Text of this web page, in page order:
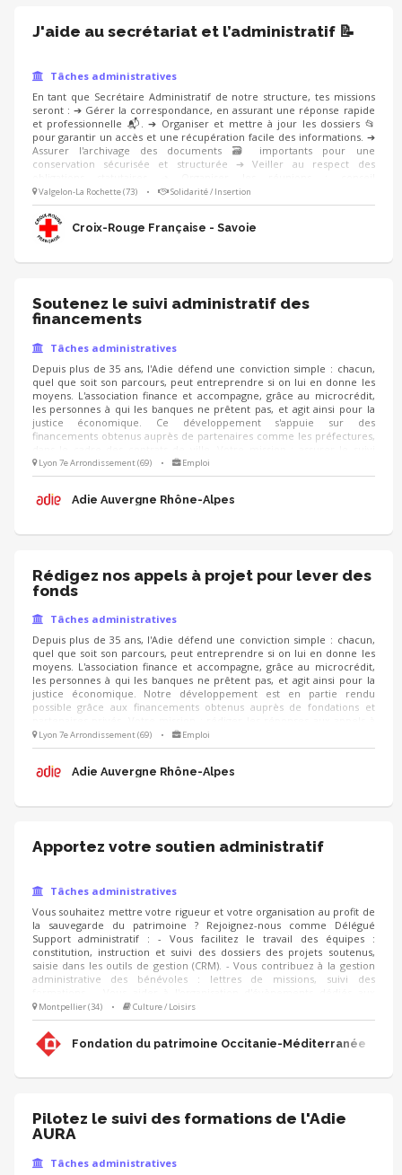
J'aide au secrétariat et l’administratif 📝
Tâches administratives
En tant que Secrétaire Administratif de notre structure, tes missions
seront : ➔ Gérer la correspondance, en assurant une réponse rapide
et professionnelle 📬. ➔ Organiser et mettre à jour les dossiers 📂
pour garantir un accès et une récupération facile des informations. ➔
Assurer l'archivage des documents 🗃️ importants pour une
conservation sécurisée et structurée ➔ Veiller au respect des
d’administration, assemblée générale Les aspects administratifs sont
indispensables à la continuation de nos activités, tu seras un maillon
essentiel de l’action de l’association ! Tu es polyvalent et organisé ?
Rejoins-nous ! 🙂
Valgelon-La Rochette (73) • Solidarité / Insertion
Croix-Rouge Française - Savoie
Soutenez le suivi administratif des
financements
Tâches administratives
Depuis plus de 35 ans, l'Adie défend une conviction simple : chacun,
quel que soit son parcours, peut entreprendre si on lui en donne les
moyens. L'association finance et accompagne, grâce au microcrédit,
les personnes à qui les banques ne prêtent pas, et agit ainsi pour la
justice économique. Ce développement s'appuie sur des
financements obtenus auprès de partenaires comme les préfectures,
administratif de ces conventions, notamment la saisie sur les
applications spécifiques liées à ces dispositifs, en lien avec la vie et le
Lyon 7e Arrondissement (69) • Emploi
Adie Auvergne Rhône-Alpes
Rédigez nos appels à projet pour lever des
fonds
Tâches administratives
Depuis plus de 35 ans, l'Adie défend une conviction simple : chacun,
quel que soit son parcours, peut entreprendre si on lui en donne les
moyens. L'association finance et accompagne, grâce au microcrédit,
les personnes à qui les banques ne prêtent pas, et agit ainsi pour la
justice économique. Notre développement est en partie rendu
possible grâce aux financements obtenus auprès de fondations et
projets et demandes de financement, notamment la partie description
du projet.
Lyon 7e Arrondissement (69) • Emploi
Adie Auvergne Rhône-Alpes
Apportez votre soutien administratif
Tâches administratives
Vous souhaitez mettre votre rigueur et votre organisation au profit de
la sauvegarde du patrimoine ? Rejoignez-nous comme Délégué
Support administratif : - Vous facilitez le travail des équipes :
constitution, instruction et suivi des dossiers des projets soutenus,
saisie dans les outils de gestion (CRM). - Vous contribuez à la gestion
administrative des bénévoles : lettres de missions, suivi des
partenaires de la Fondation (listings, invitations, suivi des réponses,
etc.) - Vous apportez votre soutien lors des campagnes (Noël, IFI,
adhésions) et réalisez des tâches administratives diverses
(classements, courriers, mailings).
Montpellier (34) • Culture / Loisirs
Fondation du patrimoine Occitanie-Méditerranée
Pilotez le suivi des formations de l'Adie
AURA
Tâches administratives